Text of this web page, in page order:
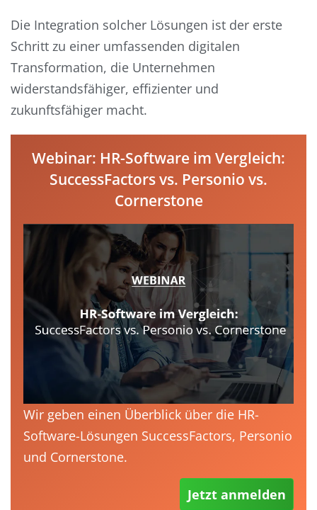
Die Integration solcher Lösungen ist der erste
Schritt zu einer umfassenden digitalen
Transformation, die Unternehmen
widerstandsfähiger, effizienter und
zukunftsfähiger macht.
Webinar: HR-Software im Vergleich:
SuccessFactors vs. Personio vs.
Cornerstone
Wir geben einen Überblick über die HR-
Software-Lösungen SuccessFactors, Personio
und Cornerstone.
Jetzt anmelden